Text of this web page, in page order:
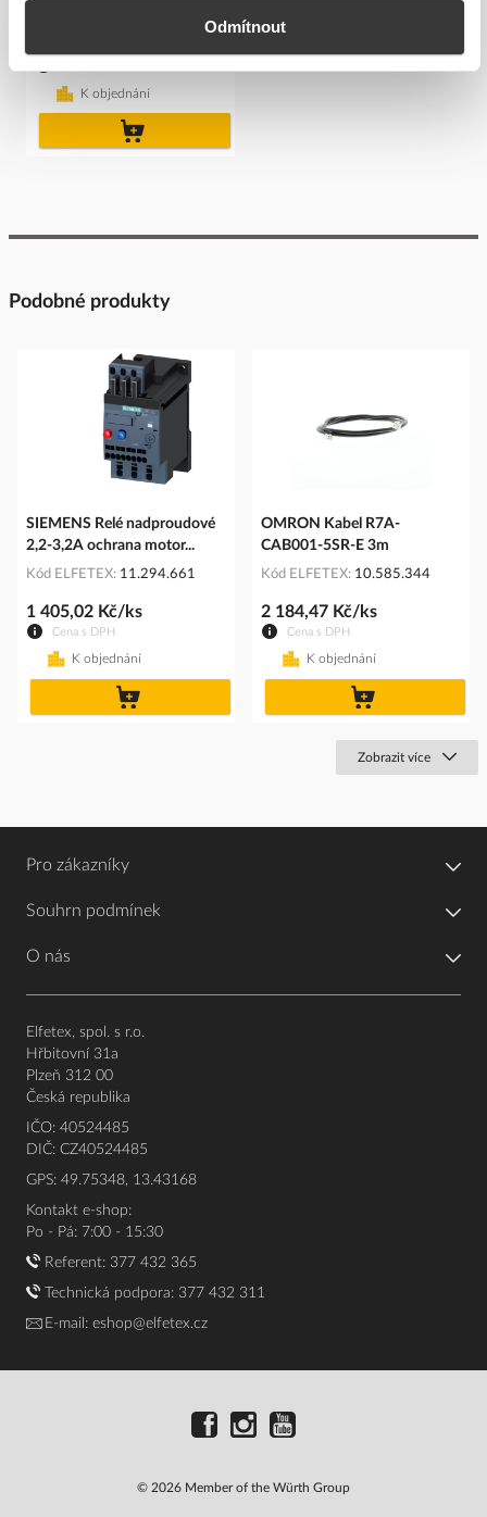
Odmítnout
K objednání
Podobné produkty
SIEMENS Relé nadproudové
2,2-3,2A ochrana motor...
Kód ELFETEX 11.294.661
Cena s DPH
1 405,02 Kč/ks
K objednání
OMRON Kabel R7A-
CAB001-5SR-E 3m
Kód ELFETEX 10.585.344
Cena s DPH
2 184,47 Kč/ks
K objednání
Zobrazit více
Pro zákazníky
Souhrn podmínek
O nás
Elfetex, spol. s r.o.
Hřbitovní 31a
Plzeň 312 00
Česká republika
IČO: 40524485
DIČ: CZ40524485
GPS: 49.75348, 13.43168
Kontakt e-shop:
Po - Pá: 7:00 - 15:30
Referent: 377 432 365
Technická podpora: 377 432 311
E-mail: eshop@elfetex.cz
© 2026 Member of the Würth Group